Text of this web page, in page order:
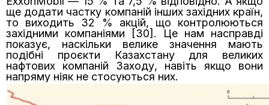
ще додати частку компаній інших західних країн,
то виходить 32 % акцій, що контролюються
західними компаніями [30]. Це нам насправді
показує, наскільки велике значення мають
подібні проєкти Казахстану для великих
нафтових компаній Заходу, навіть якщо вони
напряму ніяк не стосуються них.